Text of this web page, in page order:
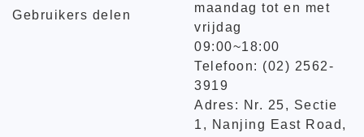
Gebruikers delen
maandag tot en met
vrijdag
09:00~18:00
Telefoon: (02) 2562-
3919
Adres: Nr. 25, Sectie
1, Nanjing East Road,